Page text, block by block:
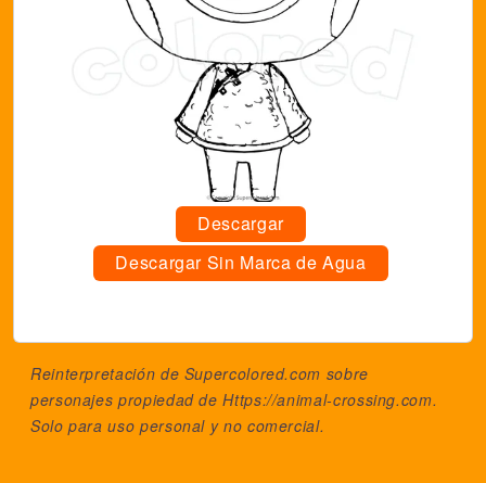
Descargar
Descargar Sin Marca de Agua
Reinterpretación de Supercolored.com sobre
personajes propiedad deHttps://animal-crossing.com.
Solo para uso personal y no comercial.